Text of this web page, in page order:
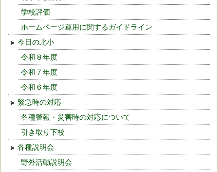
学校評価
ホームページ運用に関するガイドライン
今日の北小
令和８年度
令和７年度
令和６年度
緊急時の対応
各種警報・災害時の対応について
引き取り下校
各種説明会
野外活動説明会